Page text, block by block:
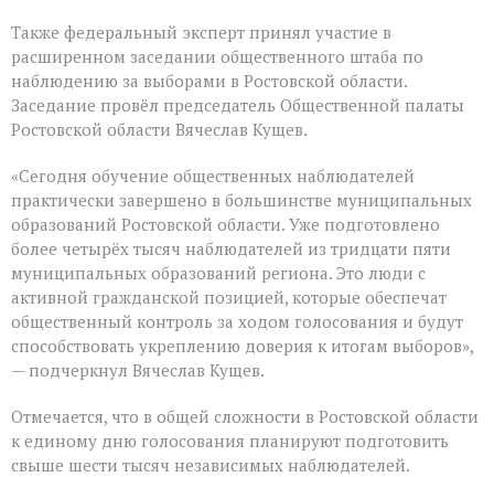
Также федеральный эксперт принял участие в
расширенном заседании общественного штаба по
наблюдению за выборами в Ростовской области.
Заседание провёл председатель Общественной палаты
Ростовской области Вячеслав Кущев.
«Сегодня обучение общественных наблюдателей
практически завершено в большинстве муниципальных
образований Ростовской области. Уже подготовлено
более четырёх тысяч наблюдателей из тридцати пяти
муниципальных образований региона. Это люди с
активной гражданской позицией, которые обеспечат
общественный контроль за ходом голосования и будут
способствовать укреплению доверия к итогам выборов»,
— подчеркнул Вячеслав Кущев.
Отмечается, что в общей сложности в Ростовской области
к единому дню голосования планируют подготовить
свыше шести тысяч независимых наблюдателей.